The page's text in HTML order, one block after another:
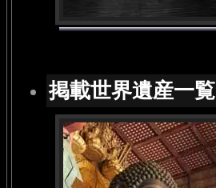
掲載世界遺産一覧